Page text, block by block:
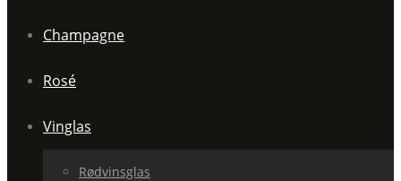
Champagne
Rosé
Vinglas
Rødvinsglas